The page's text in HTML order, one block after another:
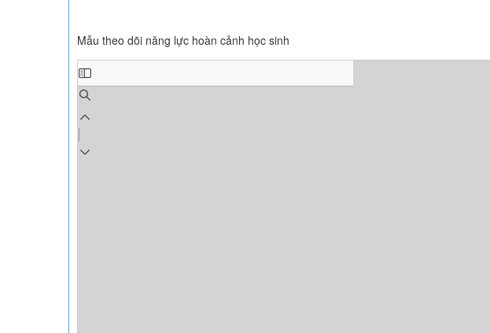
Mẫu theo dõi năng lực hoàn cảnh học sinh